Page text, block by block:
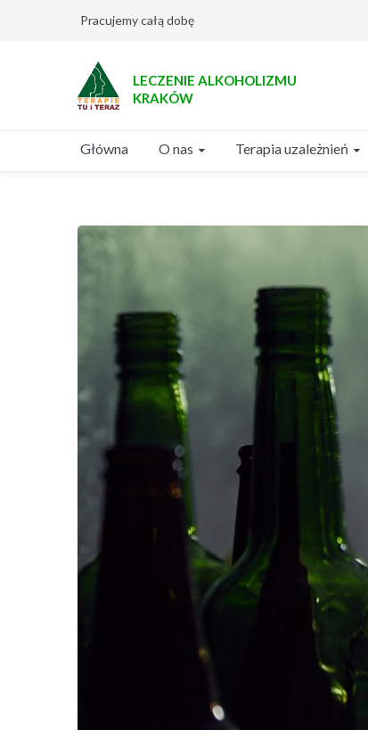
Pracujemy całą dobę
LECZENIE ALKOHOLIZMU
KRAKÓW
Główna O nas Terapia uzależnień